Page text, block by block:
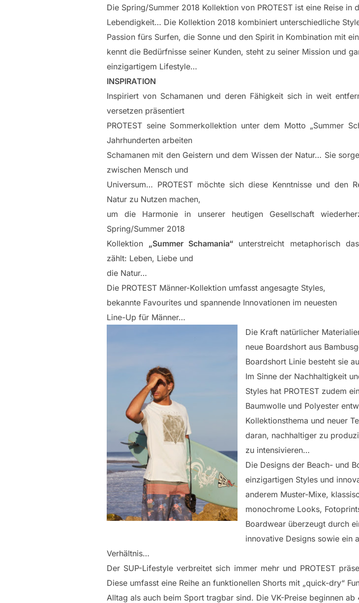
Die Spring/Summer 2018 Kollektion von PROTEST ist eine Reise in
Lebendigkeit… Die Kollektion 2018 kombiniert unterschiedliche
Passion fürs Surfen, die Sonne und den Spirit in Kombination mit
kennt die Bedürfnisse seiner Kunden, steht zu seiner Mission und
einzigartigem Lifestyle…
INSPIRATION
Inspiriert von Schamanen und deren Fähigkeit sich in weit
versetzen präsentiert
PROTEST seine Sommerkollektion unter dem Motto „Summer
Jahrhunderten arbeiten
Schamanen mit den Geistern und dem Wissen der Natur… Sie
zwischen Mensch und
Universum… PROTEST möchte sich diese Kenntnisse und den
Natur zu Nutzen machen,
um die Harmonie in unserer heutigen Gesellschaft
Spring/Summer 2018
Kollektion „Summer Schamania“ unterstreicht metaphorisch
zählt: Leben, Liebe und
die Natur…
Die PROTEST Männer-Kollektion umfasst angesagte Styles,
bekannte Favourites und spannende Innovationen im neuesten
Line-Up für Männer…
Die Kraft natürlicher
neue Boardshort aus
Boardshort Linie besteht sie
Im Sinne der Nachhaltigkeit
Styles hat PROTEST zudem
Baumwolle und Polyester
Kollektionsthema und neuer
daran, nachhaltiger zu
zu intensivieren…
Die Designs der Beach- und
einzigartigen Styles und
anderem Muster-Mixe,
monochrome Looks,
Boardwear überzeugt durch
innovative Designs sowie ein
Verhältnis…
Der SUP-Lifestyle verbreitet sich immer mehr und PROTEST
Diese umfasst eine Reihe an funktionellen Shorts mit „quick-dry“
Alltag als auch beim Sport tragbar sind. Die VK-Preise beginnen